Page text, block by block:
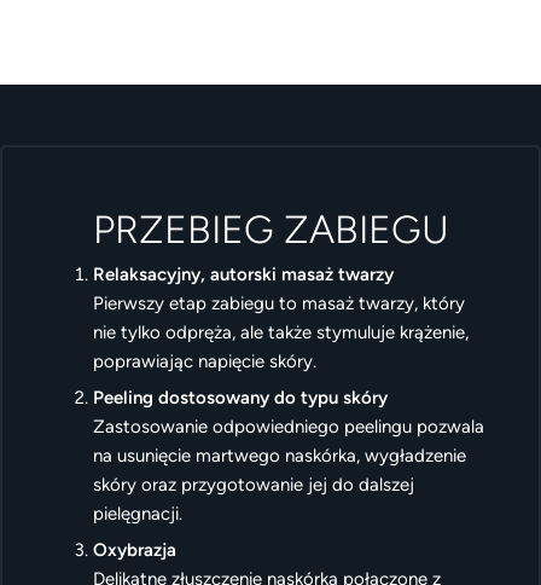
PRZEBIEG ZABIEGU
Relaksacyjny, autorski masaż twarzy
Pierwszy etap zabiegu to masaż twarzy, który
nie tylko odpręża, ale także stymuluje krążenie,
poprawiając napięcie skóry.
Peeling dostosowany do typu skóry
Zastosowanie odpowiedniego peelingu pozwala
na usunięcie martwego naskórka, wygładzenie
skóry oraz przygotowanie jej do dalszej
pielęgnacji.
Oxybrazja
Delikatne złuszczenie naskórka połączone z